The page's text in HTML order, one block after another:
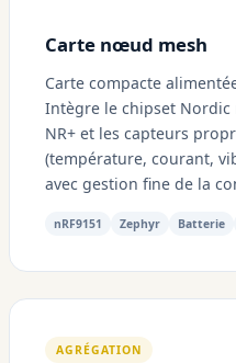
Carte nœud mesh
Carte compacte
Intègre le chipset Nordic
NR+ et les capteurs
(température, courant,
avec gestion fine de la
nRF9151 Zephyr Batterie
AGRÉGATION